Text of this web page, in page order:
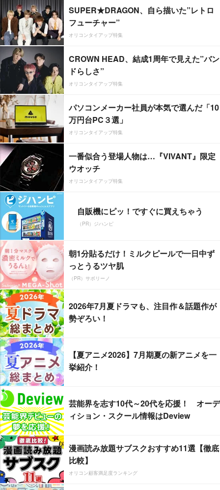
SUPER★DRAGON、自ら描いた”レトロ
フューチャー”
オリコンタイアップ特集
CROWN HEAD、結成1周年で見えた”バン
ドらしさ”
オリコンタイアップ特集
パソコンメーカー社員が本気で選んだ「10
万円台PC３選」
オリコンタイアップ特集
一番似合う登場人物は…『VIVANT』限定
ウオッチ
オリコンタイアップ特集
自販機にピッ！ですぐに買えちゃう
（PR）ジハンピ
朝1分貼るだけ！ミルクピールで一日中ず
っとうるツヤ肌
（PR）サボリーノ
2026年7月夏ドラマも、注目作＆話題作が
勢ぞろい！
【夏アニメ2026】7月期夏の新アニメを一
挙紹介！
芸能界を志す10代～20代を応援！ オーデ
ィション・スクール情報はDeview
漫画読み放題サブスクおすすめ11選【徹底
比較】
オリコン顧客満足度ランキング